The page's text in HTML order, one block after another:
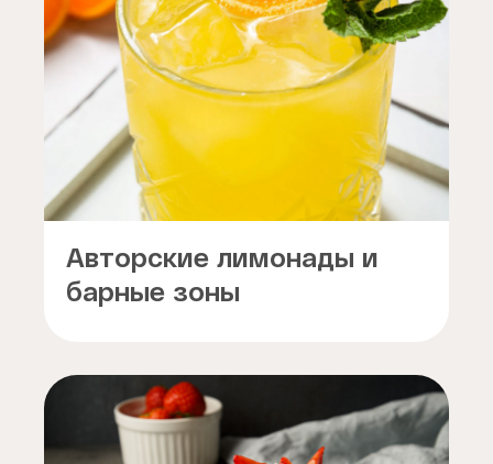
Авторские лимонады и
барные зоны